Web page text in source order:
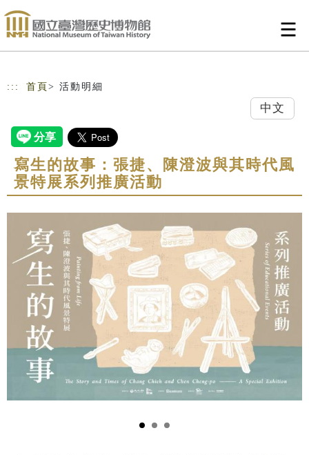
跳到主要內容
網站導覽
::: 首頁 > 活動明細
中文
寫生的故事：張捷、陳澄波與其時代風
景特展系列推廣活動